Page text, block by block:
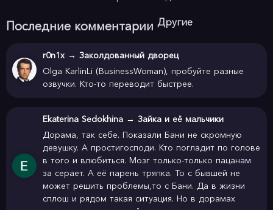
Последние комментарии Другие
r0n1x → Заколдованный дворец
Olga KarlinLi (BusinessWoman), пробуйте разные
озвучки. Кто-то переводит быстрее.
Ekaterina Sedokhina → Зайка и её мальчики
Дорама, так себе. Показали Бани не скромную
девушку. А простигосподи. Кто погладит по голове
в того и влюбиться. Мозг только-только пацанам
за серает. А её парень тряпка. То с бывшей не
может решить проблемы,то с Бани. Да в жизни
сплош и рядом такая ситуация. Но в дорамах